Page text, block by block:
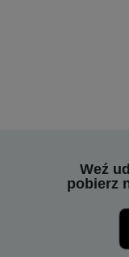
Weź
pobierz